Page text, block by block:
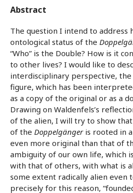
Abstract
The question I intend to address
ontological status of the
“Who” is the Double? How is it
to other lives? I would like to
interdisciplinary perspective,
figure, which has been
as a copy of the original or as a
Drawing on Waldenfels’s
of the alien, I will try to show
of the Doppelgängeris rooted in
even more original than that of
ambiguity of our own life, which
with that of others, with what is
some extent radically alien even
precisely for this reason,